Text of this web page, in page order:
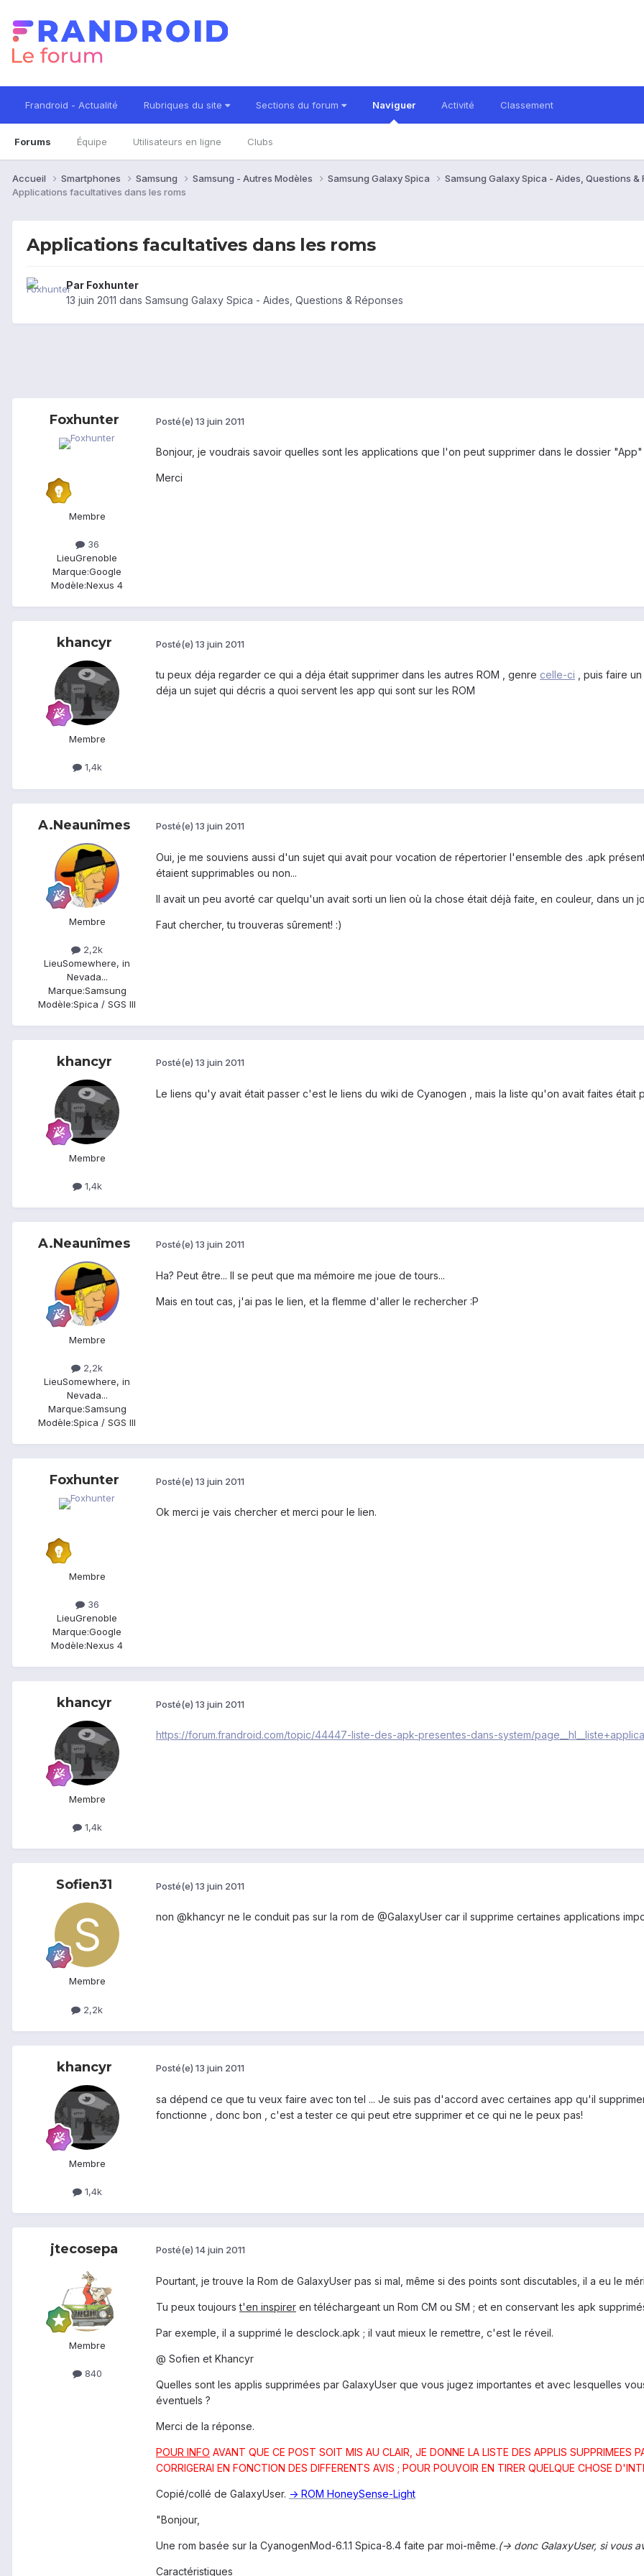
Frandroid - Actualité Rubriques du site Sections du forum Naviguer
Forums Équipe Utilisateurs en ligne Clubs
Activité Classement
Accueil Smartphones Samsung Samsung - Autres Modèles Samsung Galaxy Spica
Samsung Galaxy Spica - Aides, Questions &
Applications facultatives dans les roms
Applications facultatives dans les roms
Par Foxhunter
13 juin 2011 dans Samsung Galaxy Spica - Aides, Questions & Réponses
Foxhunter
Membre
36
LieuGrenoble
Marque:Google
Modèle:Nexus 4
Posté(e) 13 juin 2011
Bonjour, je voudrais savoir quelles sont les applications que l'on peut supprimer dans le dossier
Merci
khancyr
Membre
1,4k
Posté(e) 13 juin 2011
tu peux déja regarder ce qui a déja était supprimer dans les autres ROM , genre celle-ci , puis faire
déja un sujet qui décris a quoi servent les app qui sont sur les ROM
A.Neaunîmes
Membre
2,2k
LieuSomewhere, in
Nevada...
Marque:Samsung
Modèle:Spica / SGS III
Posté(e) 13 juin 2011
Oui, je me souviens aussi d'un sujet qui avait pour vocation de répertorier l'ensemble des .apk
étaient supprimables ou non...
Il avait un peu avorté car quelqu'un avait sorti un lien où la chose était déjà faite, en couleur, dans un
Faut chercher, tu trouveras sûrement! :)
khancyr
Membre
1,4k
Posté(e) 13 juin 2011
Le liens qu'y avait était passer c'est le liens du wiki de Cyanogen , mais la liste qu'on avait faites était
A.Neaunîmes
Membre
2,2k
LieuSomewhere, in
Nevada...
Marque:Samsung
Modèle:Spica / SGS III
Posté(e) 13 juin 2011
Ha? Peut être... Il se peut que ma mémoire me joue de tours...
Mais en tout cas, j'ai pas le lien, et la flemme d'aller le rechercher :P
Foxhunter
Membre
36
LieuGrenoble
Marque:Google
Modèle:Nexus 4
Posté(e) 13 juin 2011
Ok merci je vais chercher et merci pour le lien.
khancyr
Membre
1,4k
Posté(e) 13 juin 2011
https://forum.frandroid.com/topic/44447-liste-des-apk-presentes-dans-system/
Sofien31
Membre
2,2k
Posté(e) 13 juin 2011
non @khancyr ne le conduit pas sur la rom de @GalaxyUser car il supprime certaines applications
khancyr
Membre
1,4k
Posté(e) 13 juin 2011
sa dépend ce que tu veux faire avec ton tel ... Je suis pas d'accord avec certaines app qu'il
fonctionne , donc bon , c'est a tester ce qui peut etre supprimer et ce qui ne le peux pas!
jtecosepa
Membre
840
Posté(e) 14 juin 2011
Pourtant, je trouve la Rom de GalaxyUser pas si mal, même si des points sont discutables, il a eu le
Tu peux toujourst'en inspirer en téléchargeant un Rom CM ou SM ; et en conservant les apk
Par exemple, il a supprimé le desclock.apk ; il vaut mieux le remettre, c'est le réveil.
@ Sofien et Khancyr
Quelles sont les applis supprimées par GalaxyUser que vous jugez importantes et avec lesquelles
éventuels ?
Merci de la réponse.
POUR INFO AVANT QUE CE POST SOIT MIS AU CLAIR, JE DONNE LA LISTE DES APPLIS SUPPRIMEES
CORRIGERAI EN FONCTION DES DIFFERENTS AVIS ; POUR POUVOIR EN TIRER QUELQUE CHOSE
Copié/collé de GalaxyUser. -> ROM HoneySense-Light
"Bonjour,
Une rom basée sur la CyanogenMod-6.1.1 Spica-8.4 faite par moi-même.(-> donc GalaxyUser, si vous
Caractéristiques